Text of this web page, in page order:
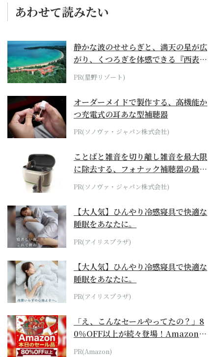
あわせて読みたい
静かな波のせせらぎと、満天の星が広
がり、くつろぎを体感できる『西表島
ホテル by...
PR(星野リゾート)
オーダーメイドで製作する、高機能か
つ充電式の耳あな型補聴器
PR(ソノヴァ・ジャパン株式会社)
ことばと雑音を切り離し雑音を最大限
に除去する、フォナック補聴器の最上
位モデル
PR(ソノヴァ・ジャパン株式会社)
【大人気】ひんやり冷感寝具で快適な
睡眠をあなたに。
PR(アイリスプラザ)
【大人気】ひんやり冷感寝具で快適な
睡眠をあなたに。
PR(アイリスプラザ)
「え、こんなセールやってたの？」8
0％OFF以上が続々登場！Amazonの
本気が...
PR(Amazon)